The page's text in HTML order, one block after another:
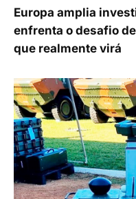
Europa amplia
enfrenta o desafio
que realmente virá